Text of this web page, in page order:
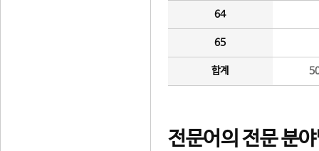
64
65
합계
전문어의 전문 분